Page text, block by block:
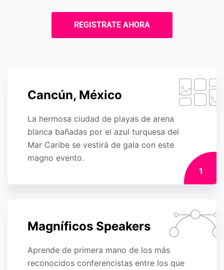
REGISTRATE AHORA
Cancún, México
La hermosa ciudad de playas de arena
blanca bañadas por el azul turquesa del
Mar Caribe se vestirá de gala con este
magno evento.
1
Magníficos Speakers
Aprende de primera mano de los más
reconocidos conferencistas entre los que